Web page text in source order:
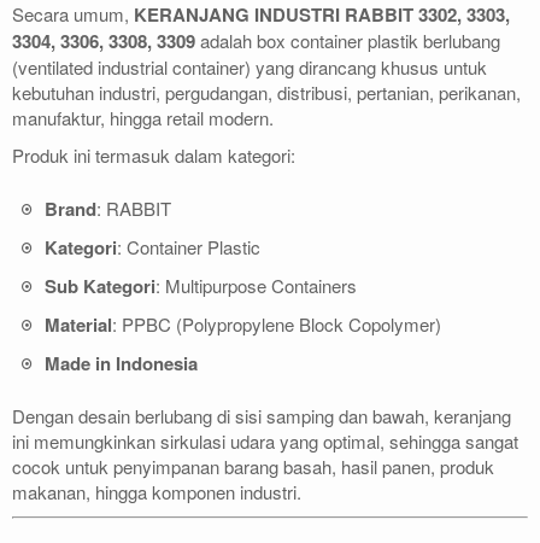
Secara umum, KERANJANG INDUSTRI RABBIT 3302, 3303,
3304, 3306, 3308, 3309adalah box container plastik berlubang
(ventilated industrial container) yang dirancang khusus untuk
kebutuhan industri, pergudangan, distribusi, pertanian, perikanan,
manufaktur, hingga retail modern.
Produk ini termasuk dalam kategori:
Brand: RABBIT
Kategori: Container Plastic
Sub Kategori: Multipurpose Containers
Material: PPBC (Polypropylene Block Copolymer)
Made in Indonesia
Dengan desain berlubang di sisi samping dan bawah, keranjang
ini memungkinkan sirkulasi udara yang optimal, sehingga sangat
cocok untuk penyimpanan barang basah, hasil panen, produk
makanan, hingga komponen industri.